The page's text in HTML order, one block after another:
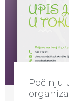
Počinju